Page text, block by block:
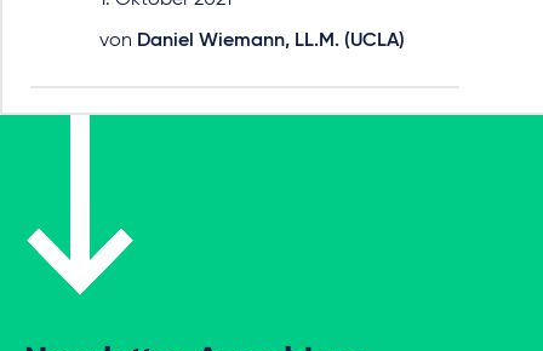
von Daniel Wiemann, LL.M. (UCLA)